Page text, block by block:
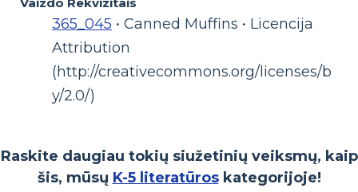
365_045 • Canned Muffins • Licencija
Attribution
(http://creativecommons.org/licenses/b
y/2.0/)
Raskite daugiau tokių siužetinių veiksmų, kaip
šis, mūsų K-5 literatūroskategorijoje!